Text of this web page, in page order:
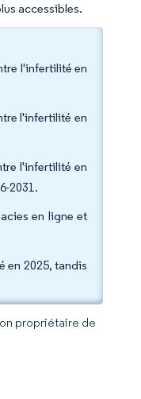
accessibles.
l'infertilité en
l'infertilité en
l'infertilité en
2031.
en ligne et
en 2025, tandis
propriétaire de